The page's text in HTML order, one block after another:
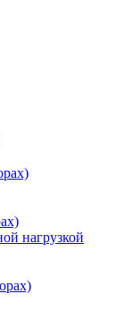
нагрузкой